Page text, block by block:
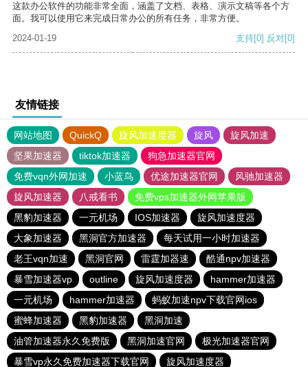
这款办公软件的功能非常全面，涵盖了文档、表格、演示文稿等各个方
面。我可以使用它来完成日常办公的所有任务，非常方便。
2024-01-19
支持[0] 反对[0]
友情链接
网站地图 QuickQ 旋风加速度器 旋风
旋风加速
坚果加速器
tiktok加速器
狗急加速器官网
免费vqn外网加速
小蓝鸟 优途加速器官网
风驰加速器
旋风加速器
八戒看书
免费vps加速器外网苹果版
黑豹加速器
一元机场 IOS加速器
旋风加速度器
大象加速器
黑洞官方加速器
每天试用一小时加速器
老王vqn加速
黑洞官网 雷霆加器速
酷通npv加速器
暴雪加速器vp
outline 旋风加速度器
hammer加速器
一元机场
hammer加速器
蚂蚁加速npv下载官网ios
蜜蜂加速器
黑豹加速器
黑洞加速
油管加速器永久免费版
黑洞加速官网
极光加速器官网
暴雪vp永久免费加速器下载官网
旋风加速度器